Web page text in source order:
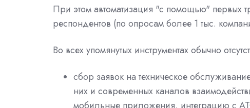
При этом автоматизация "с помощью" первых
респондентов (по опросам более 1 тыс.
Во всех упомянутых инструментах обычно
сбор заявок на техническое
них и современных каналов